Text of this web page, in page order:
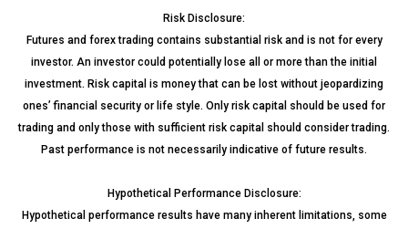
Risk Disclosure:
Futures and forex trading contains substantial risk and is not for every
investor. An investor could potentially lose all or more than the initial
investment. Risk capital is money that can be lost without jeopardizing
ones’ financial security or life style. Only risk capital should be used for
trading and only those with sufficient risk capital should consider trading.
Past performance is not necessarily indicative of future results.
Hypothetical Performance Disclosure:
Hypothetical performance results have many inherent limitations, some